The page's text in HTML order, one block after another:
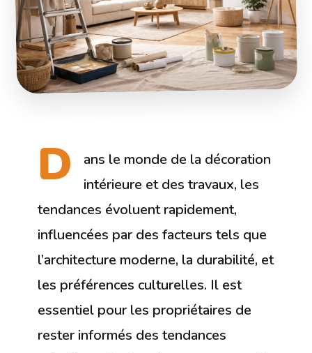
D
ans le monde de la décoration
intérieure et des travaux, les
tendances évoluent rapidement,
influencées par des facteurs tels que
l’architecture moderne, la durabilité, et
les préférences culturelles. Il est
essentiel pour les propriétaires de
rester informés des tendances